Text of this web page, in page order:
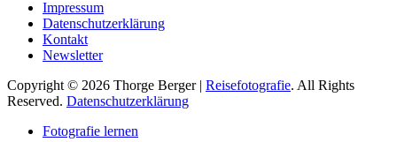
Impressum
Datenschutzerklärung
Kontakt
Newsletter
Copyright © 2026 Thorge Berger | Reisefotografie. All Rights
Reserved. Datenschutzerklärung
scrollenFotografie lernen